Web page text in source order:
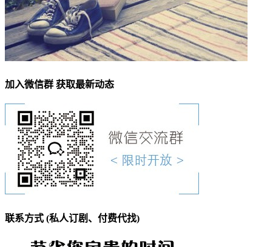
加入微信群 获取最新动态
联系方式 (私人订剧、付费代找)